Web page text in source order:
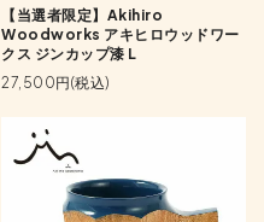
【当選者限定】Akihiro
Woodworks アキヒロウッドワー
クス ジンカップ漆 L
27,500円(税込)